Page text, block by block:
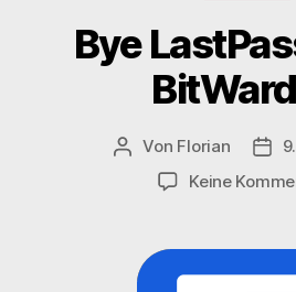
Bye
Beitragsautor
Von Florian
Keine